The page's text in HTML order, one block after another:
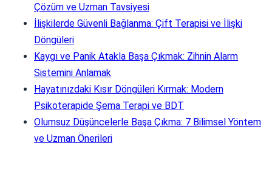
Çözüm ve Uzman Tavsiyesi
İlişkilerde Güvenli Bağlanma: Çift Terapisi ve İlişki
Döngüleri
Kaygı ve Panik Atakla Başa Çıkmak: Zihnin Alarm
Sistemini Anlamak
Hayatınızdaki Kısır Döngüleri Kırmak: Modern
Psikoterapide Şema Terapi ve BDT
Olumsuz Düşüncelerle Başa Çıkma: 7 Bilimsel Yöntem
ve Uzman Önerileri